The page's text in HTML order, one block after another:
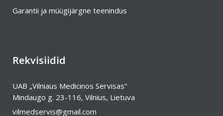
Garantii ja müügijärgne teenindus
Rekvisiidid
UAB „Vilniaus Medicinos Servisas“
Mindaugo g. 23-116, Vilnius, Lietuva
vilmedservis@gmail.com